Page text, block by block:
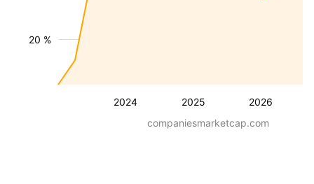
2024 2025 2026
20 %
companiesmarketcap.com